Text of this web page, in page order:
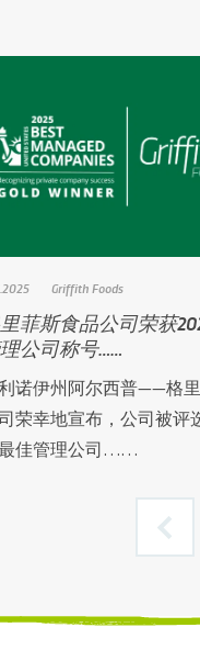
Griffith Foods
菲斯食品公司荣获
公司称号……
诺伊州阿尔西普——格
荣幸地宣布，公司被评
佳管理公司……